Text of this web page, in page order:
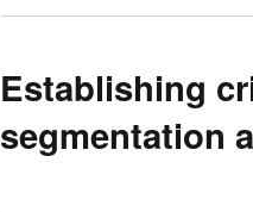
Establishing
segmentation